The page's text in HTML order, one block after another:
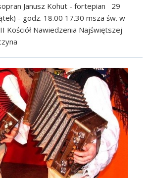
Janusz Kohut - fortepian 29
- godz. 18.00 17.30 msza św. w
Kościół Nawiedzenia Najświętszej